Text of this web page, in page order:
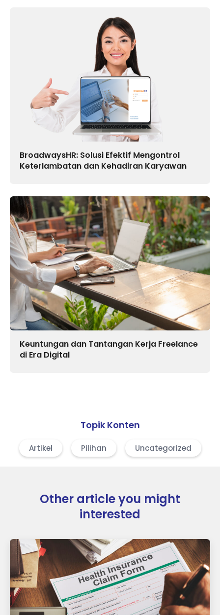
BroadwaysHR: Solusi Efektif Mengontrol
Keterlambatan dan Kehadiran Karyawan
Keuntungan dan Tantangan Kerja Freelance
di Era Digital
Topik Konten
Artikel Pilihan Uncategorized
Other article you might
interested